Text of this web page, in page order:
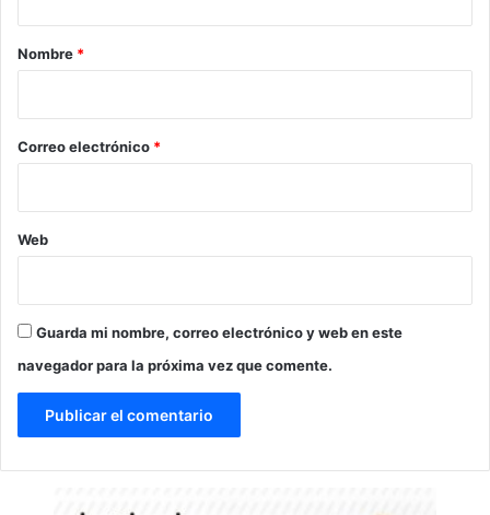
r
*
Nombre *
Correo electrónico *
Web
Guarda mi nombre, correo electrónico y web en este
navegador para la próxima vez que comente.